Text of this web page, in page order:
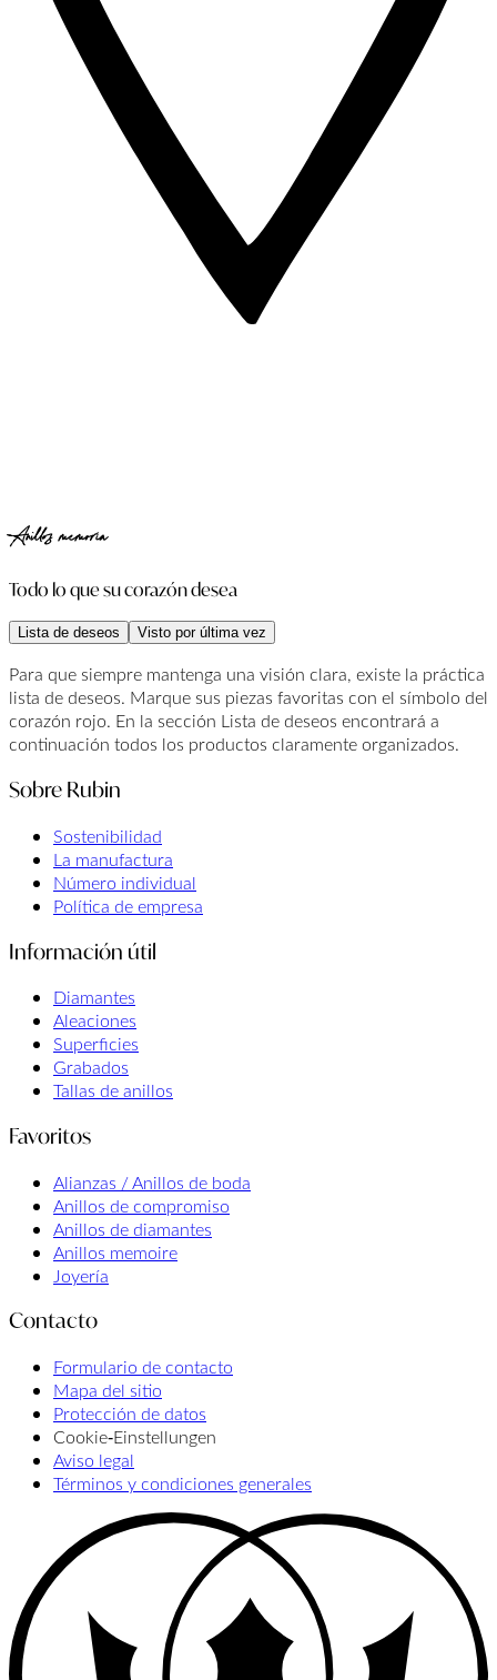
Anillos memoria
Todo lo que su corazón desea
Lista de deseos Visto por última vez
Para que siempre mantenga una visión clara, existe la práctica
lista de deseos. Marque sus piezas favoritas con el símbolo del
corazón rojo. En la sección Lista de deseos encontrará a
continuación todos los productos claramente organizados.
Sobre Rubin
Sostenibilidad
La manufactura
Número individual
Política de empresa
Información útil
Diamantes
Aleaciones
Superficies
Grabados
Tallas de anillos
Favoritos
Alianzas / Anillos de boda
Anillos de compromiso
Anillos de diamantes
Anillos memoire
Joyería
Contacto
Formulario de contacto
Mapa del sitio
Protección de datos
Cookie‑Einstellungen
Aviso legal
Términos y condiciones generales